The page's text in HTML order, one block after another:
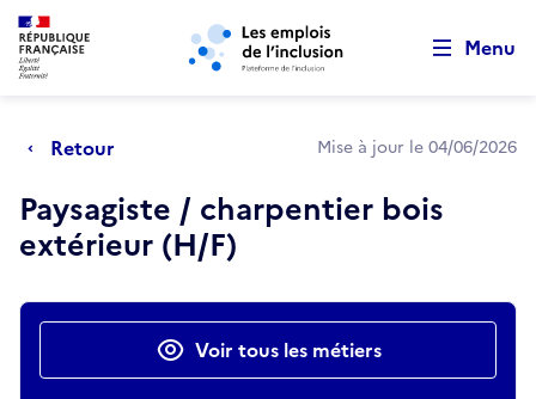
Aller au menu principal Aller au contenu principal
Menu
Retour Mise à jour le 04/06/2026
Paysagiste / charpentier bois
extérieur (H/F)
Actions rapidesVoir tous les métiers
Retour au début de la page
Panneau de gestion des cookies